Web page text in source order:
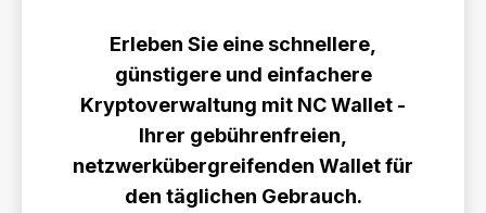
Erleben Sie eine schnellere,
günstigere und einfachere
Kryptoverwaltung mit NC Wallet -
Ihrer gebührenfreien,
netzwerkübergreifenden Wallet für
den täglichen Gebrauch.